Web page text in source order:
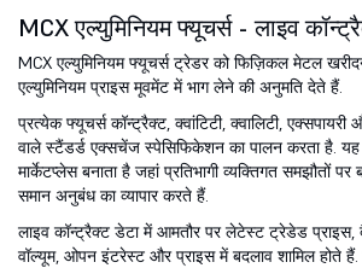
MCX एल्युमिनियम फ्यूचर्स - लाइव
MCX एल्युमिनियम फ्यूचर्स ट्रेडर को फिज़िकल मेटल
एल्युमिनियम प्राइस मूवमेंट में भाग लेने की अनुमति देते हैं.
प्रत्येक फ्यूचर्स कॉन्ट्रैक्ट, क्वांटिटी, क्वालिटी,
वाले स्टैंडर्ड एक्सचेंज स्पेसिफिकेशन का पालन करता है. यह
मार्केटप्लेस बनाता है जहां प्रतिभागी व्यक्तिगत समझौतों
समान अनुबंध का व्यापार करते हैं.
लाइव कॉन्ट्रैक्ट डेटा में आमतौर पर लेटेस्ट ट्रेडेड प्राइस,
वॉल्यूम, ओपन इंटरेस्ट और प्राइस में बदलाव शामिल होते